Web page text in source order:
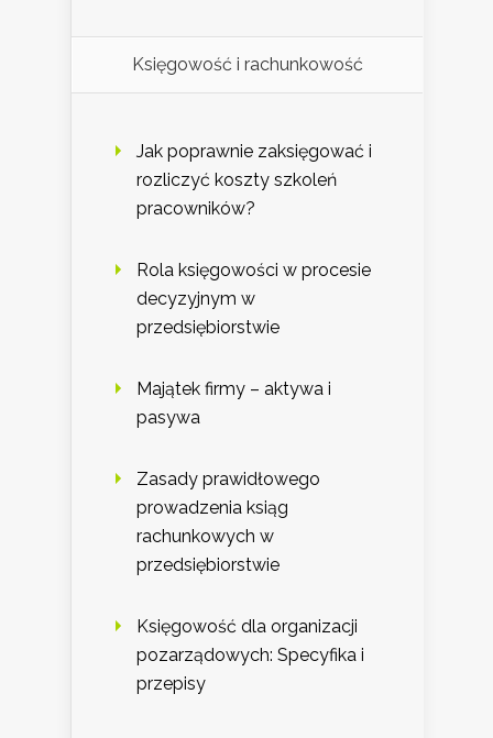
Księgowość i rachunkowość
Jak poprawnie zaksięgować i
rozliczyć koszty szkoleń
pracowników?
Rola księgowości w procesie
decyzyjnym w
przedsiębiorstwie
Majątek firmy – aktywa i
pasywa
Zasady prawidłowego
prowadzenia ksiąg
rachunkowych w
przedsiębiorstwie
Księgowość dla organizacji
pozarządowych: Specyfika i
przepisy